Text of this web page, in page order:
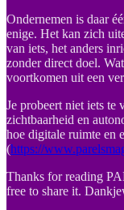
Ondernemen is daar
enige. Het kan zich
van iets, het anders
zonder direct doel.
voortkomen uit een
Je probeert niet iets te
zichtbaarheid en
hoe digitale ruimte en
(https://
Thanks for reading
free to share it.